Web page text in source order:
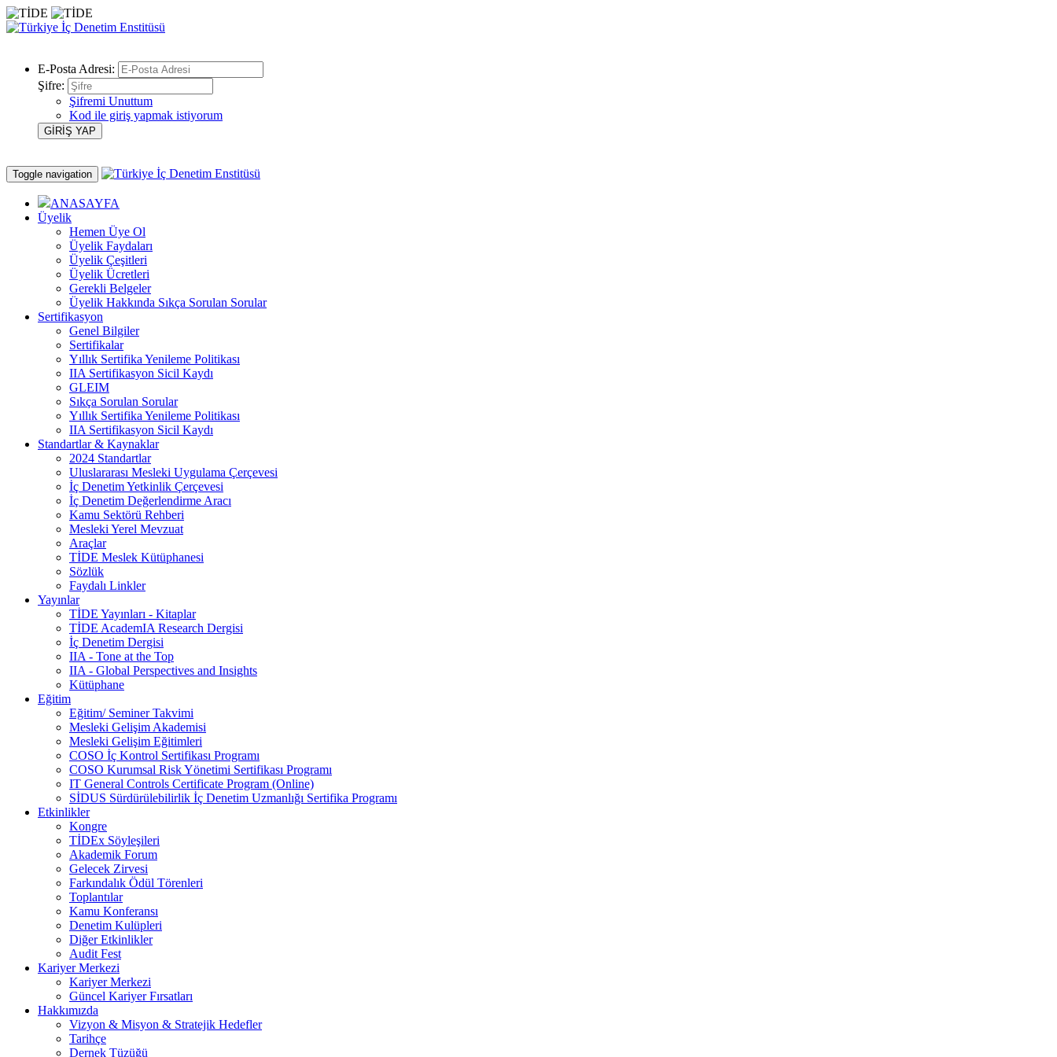
E-Posta Adresi:
Şifre:
Şifremi Unuttum
Kod ile giriş yapmak istiyorum
Toggle navigation
ANASAYFA
Üyelik
Hemen Üye Ol
Üyelik Faydaları
Üyelik Çeşitleri
Üyelik Ücretleri
Gerekli Belgeler
Üyelik Hakkında Sıkça Sorulan Sorular
Sertifikasyon
Genel Bilgiler
Sertifikalar
Yıllık Sertifika Yenileme Politikası
IIA Sertifikasyon Sicil Kaydı
GLEIM
Sıkça Sorulan Sorular
Yıllık Sertifika Yenileme Politikası
IIA Sertifikasyon Sicil Kaydı
Standartlar & Kaynaklar
2024 Standartlar
Uluslararası Mesleki Uygulama Çerçevesi
İç Denetim Yetkinlik Çerçevesi
İç Denetim Değerlendirme Aracı
Kamu Sektörü Rehberi
Mesleki Yerel Mevzuat
Araçlar
TİDE Meslek Kütüphanesi
Sözlük
Faydalı Linkler
Yayınlar
TİDE Yayınları - Kitaplar
TİDE AcademIA Research Dergisi
İç Denetim Dergisi
IIA - Tone at the Top
IIA - Global Perspectives and Insights
Kütüphane
Eğitim
Eğitim/ Seminer Takvimi
Mesleki Gelişim Akademisi
Mesleki Gelişim Eğitimleri
COSO İç Kontrol Sertifikası Programı
COSO Kurumsal Risk Yönetimi Sertifikası Programı
IT General Controls Certificate Program (Online)
SİDUS Sürdürülebilirlik İç Denetim Uzmanlığı Sertifika Programı
Etkinlikler
Kongre
TİDEx Söyleşileri
Akademik Forum
Gelecek Zirvesi
Farkındalık Ödül Törenleri
Toplantılar
Kamu Konferansı
Denetim Kulüpleri
Diğer Etkinlikler
Audit Fest
Kariyer Merkezi
Kariyer Merkezi
Güncel Kariyer Fırsatları
Hakkımızda
Vizyon & Misyon & Stratejik Hedefler
Tarihçe
Dernek Tüzüğü